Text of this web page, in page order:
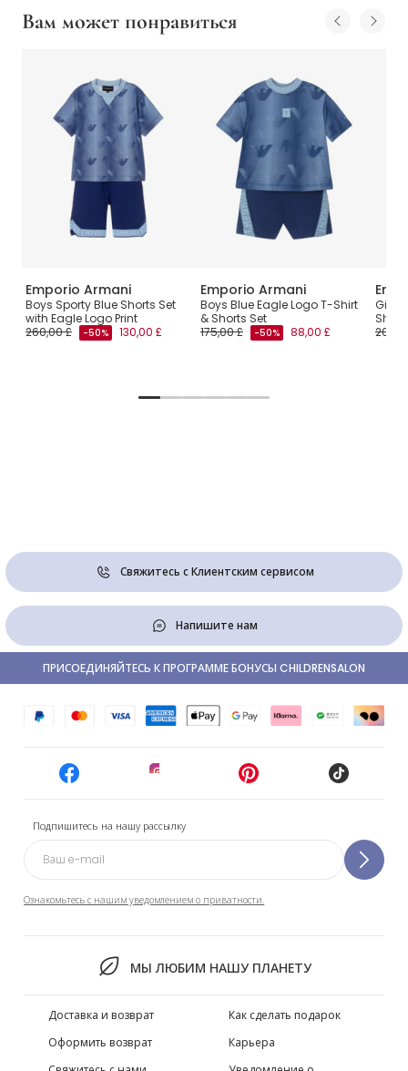
Вам может понравиться
Emporio Armani
Boys Sporty Blue Shorts Set
with Eagle Logo Print
260,00 £
-50% 130,00 £
Emporio Armani
Boys Blue Eagle Logo T-Shirt
& Shorts Set
175,00 £
-50% 88,00 £
Girls
Свяжитесь с Клиентским сервисом
Напишите нам
Подпишитесь на нашу рассылку
Ознакомьтесь с нашим уведомлением о приватности.
МЫ ЛЮБИМ НАШУ ПЛАНЕТУ
ПРИСОЕДИНЯЙТЕСЬ К ПРОГРАММЕ БОНУСЫ CHILDRENSALON
Доставка и возврат
Оформить возврат
Как сделать подарок
Карьера